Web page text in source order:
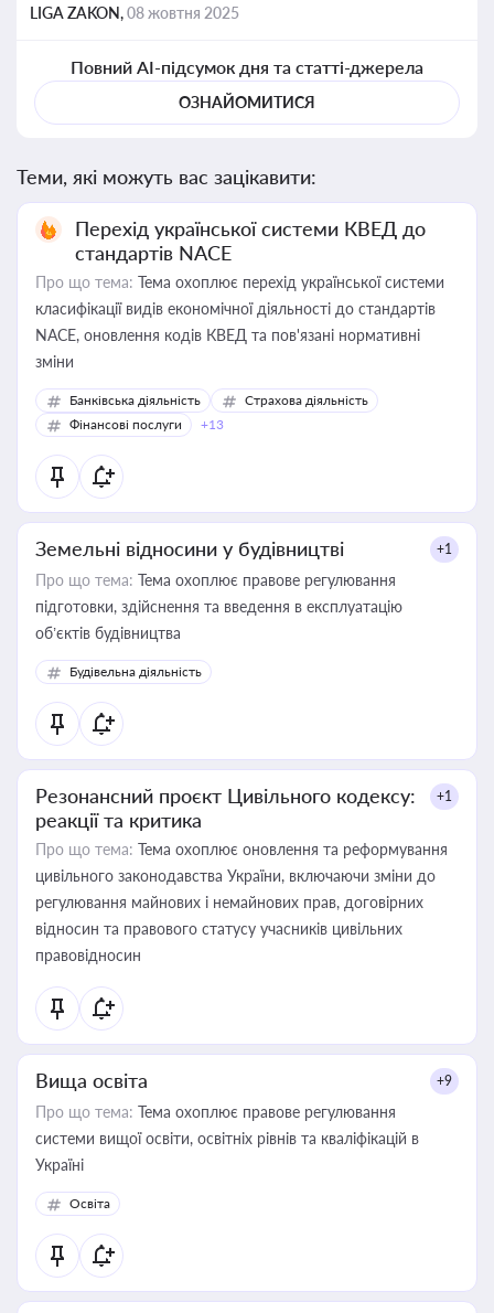
LIGA ZAKON,08 жовтня 2025
Повний AI-підсумок дня та статті-джерела
ОЗНАЙОМИТИСЯ
Теми, які можуть вас зацікавити:
Перехід української системи КВЕД до
стандартів NACE
Про що тема: Тема охоплює перехід української системи
класифікації видів економічної діяльності до стандартів
NACE, оновлення кодів КВЕД та пов'язані нормативні
зміни
Банківська діяльність
Страхова діяльність
Фінансові послуги
+13
Земельні відносини у будівництві +1
Про що тема: Тема охоплює правове регулювання
підготовки, здійснення та введення в експлуатацію
об’єктів будівництва
Будівельна діяльність
Резонансний проєкт Цивільного кодексу:
реакції та критика
+1
Про що тема: Тема охоплює оновлення та реформування
цивільного законодавства України, включаючи зміни до
регулювання майнових і немайнових прав, договірних
відносин та правового статусу учасників цивільних
правовідносин
Вища освіта +9
Про що тема: Тема охоплює правове регулювання
системи вищої освіти, освітніх рівнів та кваліфікацій в
Україні
Освіта